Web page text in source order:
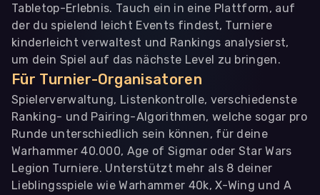
Tabletop-Erlebnis. Tauch ein in eine Plattform, auf
der du spielend leicht Events findest, Turniere
kinderleicht verwaltest und Rankings analysierst,
um dein Spiel auf das nächste Level zu bringen.
Für Turnier-Organisatoren
Spielerverwaltung, Listenkontrolle, verschiedenste
Ranking- und Pairing-Algorithmen, welche sogar pro
Runde unterschiedlich sein können, für deine
Warhammer 40.000, Age of Sigmar oder Star Wars
Legion Turniere. Unterstützt mehr als 8 deiner
Lieblingsspiele wie Warhammer 40k, X-Wing und A